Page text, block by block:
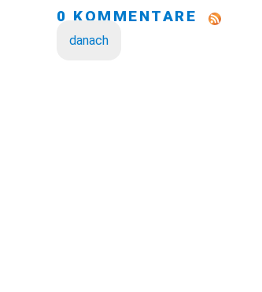
0 KOMMENTARE
danach